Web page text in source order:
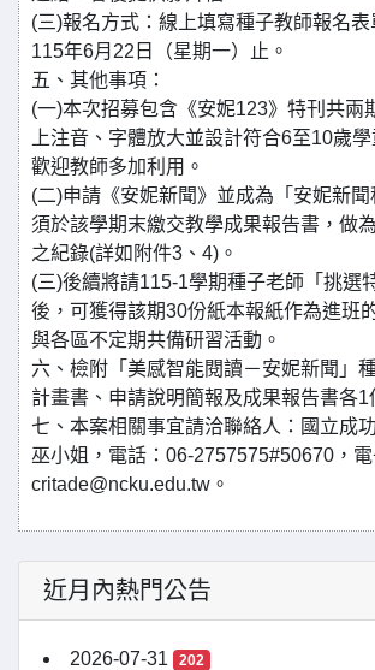
(三)報名方式：線上填寫種子教師報名
115年6月22日（星期一）止。
五、其他事項：
(一)本次招募包含《安妮123》特刊共兩
上注音、字體放大並設計符合6至10歲學
歡迎教師多加利用。
(二)申請《安妮新聞》並成為「安妮新聞
須於該學期末繳交教學成果報告書，做
之紀錄(詳如附件3、4)。
(三)後續將請115-1學期種子老師「挑選
後，可獲得該期30份紙本報紙作為進班
與各區不定期共備研習活動。
六、檢附「美感智能閱讀－安妮新聞」
計畫書、申請說明簡報及成果報告書各1
七、本案相關事宜請洽聯絡人：國立成
巫小姐，電話：06-2757575#50670，
critade@ncku.edu.tw。
近月內熱門公告
2026-07-31 202